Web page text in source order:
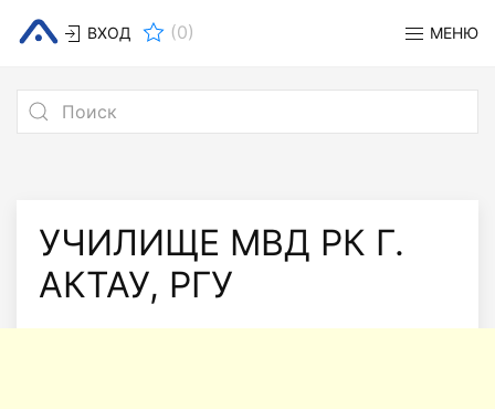
ВХОД (0) МЕНЮ
УЧИЛИЩЕ МВД РК Г.
АКТАУ, РГУ